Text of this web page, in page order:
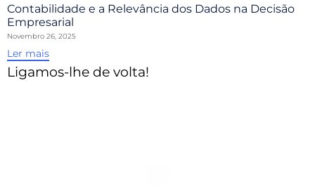
Contabilidade e a Relevância dos Dados na Decisão
Empresarial
Novembro 26, 2025
Ler mais
Ligamos-lhe de volta!